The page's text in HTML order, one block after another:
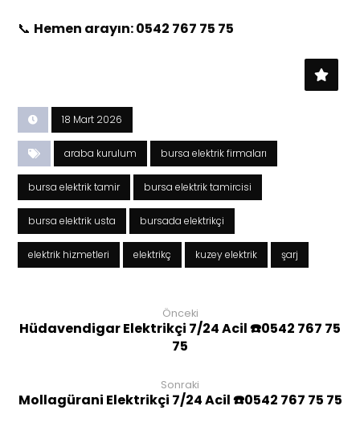
📞 Hemen arayın: 0542 767 75 75
18 Mart 2026
araba kurulum bursa elektrik firmaları
bursa elektrik tamir bursa elektrik tamircisi
bursa elektrik usta bursada elektrikçi
elektrik hizmetleri elektrikç kuzey elektrik şarj
Önceki
Hüdavendigar Elektrikçi 7/24 Acil ☎️0542 767 75
75
Sonraki
Mollagürani Elektrikçi 7/24 Acil ☎️0542 767 75 75